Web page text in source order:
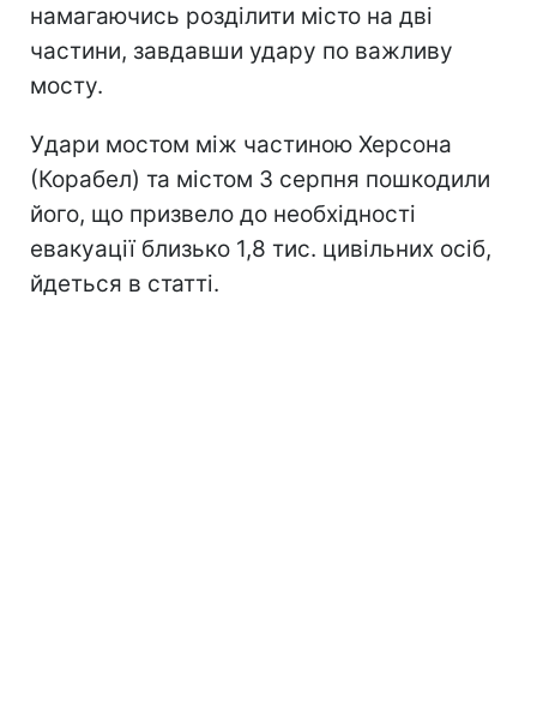
намагаючись розділити місто на дві
частини, завдавши удару по важливу
мосту.
Удари мостом між частиною Херсона
(Корабел) та містом 3 серпня пошкодили
його, що призвело до необхідності
евакуації близько 1,8 тис. цивільних осіб,
йдеться в статті.